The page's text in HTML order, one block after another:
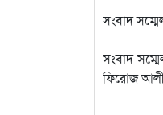
সংবাদ
সংবাদ
ফিরোজ আলী,